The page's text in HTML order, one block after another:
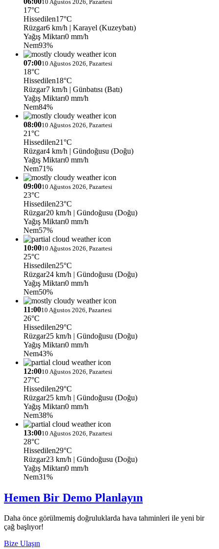
10 Ağustos 2026, Pazartesi
17°C
Hissedilen17°C
Rüzgar6 km/h | Karayel (Kuzeybatı)
Yağış Miktarı0 mm/h
Nem93%
07:0010 Ağustos 2026, Pazartesi
18°C
Hissedilen18°C
Rüzgar7 km/h | Günbatısı (Batı)
Yağış Miktarı0 mm/h
Nem84%
08:0010 Ağustos 2026, Pazartesi
21°C
Hissedilen21°C
Rüzgar4 km/h | Gündoğusu (Doğu)
Yağış Miktarı0 mm/h
Nem71%
09:0010 Ağustos 2026, Pazartesi
23°C
Hissedilen23°C
Rüzgar20 km/h | Gündoğusu (Doğu)
Yağış Miktarı0 mm/h
Nem57%
10:0010 Ağustos 2026, Pazartesi
25°C
Hissedilen25°C
Rüzgar24 km/h | Gündoğusu (Doğu)
Yağış Miktarı0 mm/h
Nem50%
11:0010 Ağustos 2026, Pazartesi
26°C
Hissedilen29°C
Rüzgar25 km/h | Gündoğusu (Doğu)
Yağış Miktarı0 mm/h
Nem43%
12:0010 Ağustos 2026, Pazartesi
27°C
Hissedilen29°C
Rüzgar25 km/h | Gündoğusu (Doğu)
Yağış Miktarı0 mm/h
Nem38%
13:0010 Ağustos 2026, Pazartesi
28°C
Hissedilen29°C
Rüzgar23 km/h | Gündoğusu (Doğu)
Yağış Miktarı0 mm/h
Nem31%
Hemen Bir Demo Planlayın
Daha önce görülmemiş doğruluklarda hava tahminleri ile yeni bir
çağ başlıyor!
Bize Ulaşın